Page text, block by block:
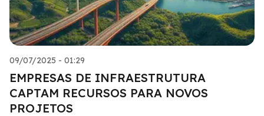
09/07/2025 - 01:29
EMPRESAS DE INFRAESTRUTURA
CAPTAM RECURSOS PARA NOVOS
PROJETOS